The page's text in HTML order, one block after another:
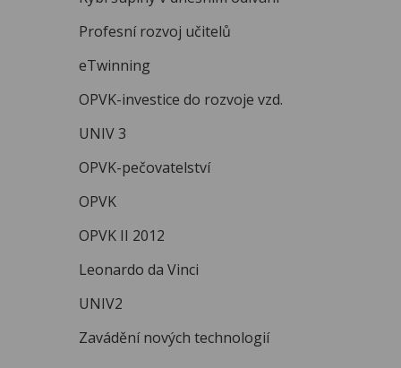
Profesní rozvoj učitelů
eTwinning
OPVK-investice do rozvoje vzd.
UNIV 3
OPVK-pečovatelství
OPVK
OPVK II 2012
Leonardo da Vinci
UNIV2
Zavádění nových technologií